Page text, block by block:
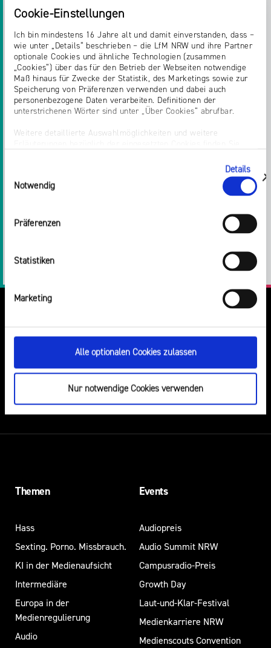
Cookie-Einstellungen
Ich bin mindestens 16 Jahre alt und damit einverstanden, dass –
wie unter „Details“ beschrieben – die LfM NRW und ihre Partner
optionale Cookies und ähnliche Technologien (zusammen
„Cookies“) über das für den Betrieb der Webseiten notwendige
Maß hinaus für Zwecke der Statistik, des Marketings sowie zur
Speicherung von Präferenzen verwenden und dabei auch
personenbezogene Daten verarbeiten. Definitionen der
unterstrichenen Wörter sind unter „Über Cookies“ abrufbar.
Weitere detaillierte Auswahlmöglichkeiten und weitere
„Einwilligung ändern“ in der Datenschutzerklärung aufgerufen
werden. Dort können Sie auch Ihre Einwilligung jederzeit mit
Wirkung für die Zukunft widerrufen. Die vollständige Ablehnung
optionaler Cookies erfolgt über den Button „Nur notwendige
Notwendig
Präferenzen
Statistiken
Marketing
Details
zeigen
Alle optionalen Cookies zulassen
Nur notwendige Cookies verwenden
eine kritische Einstellung im Netz zu
stärken und Risiken zu minimieren.
Das Plakat kann in Grundschulen, die das
Angebot durchführen oder durchgeführt haben,
aufgehangen werden.
Zurück zur Liste
LinkedIn
DU VERMUTEST EINEN RECHTSVERSTOSS?
Themen
Hass
Sexting. Porno. Missbrauch.
KI in der Medienaufsicht
Intermediäre
Europa in der
Medienregulierung
Audio
Events
Audiopreis
Audio Summit NRW
Campusradio-Preis
Growth Day
Laut-und-Klar-Festival
Medienkarriere NRW
Medienscouts Convention